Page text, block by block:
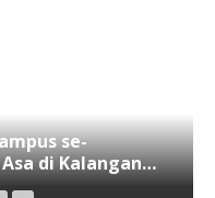
se-
di Kalangan
Digital